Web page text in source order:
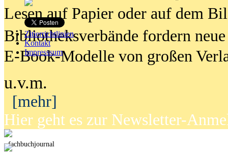
Zitierrichtlinien
Kontakt
Impresssum
Lesen auf Papier oder auf dem
Bibliotheksverbände fordern neue
E-Book-Modelle von großen
u.v.m.
[mehr]
Hier geht es zur Newsletter-
fachbuchjournal